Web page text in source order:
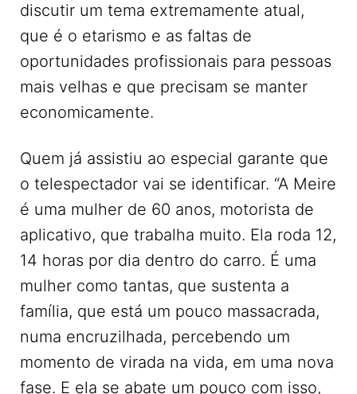
discutir um tema extremamente atual,
que é o etarismo e as faltas de
oportunidades profissionais para pessoas
mais velhas e que precisam se manter
economicamente.
Quem já assistiu ao especial garante que
o telespectador vai se identificar. “A Meire
é uma mulher de 60 anos, motorista de
aplicativo, que trabalha muito. Ela roda 12,
14 horas por dia dentro do carro. É uma
mulher como tantas, que sustenta a
família, que está um pouco massacrada,
numa encruzilhada, percebendo um
momento de virada na vida, em uma nova
fase. E ela se abate um pouco com isso,